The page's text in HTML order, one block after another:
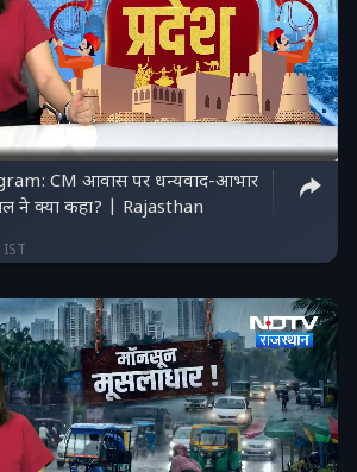
CM आवास पर धन्यवाद-आभार
ने क्या कहा? | Rajasthan